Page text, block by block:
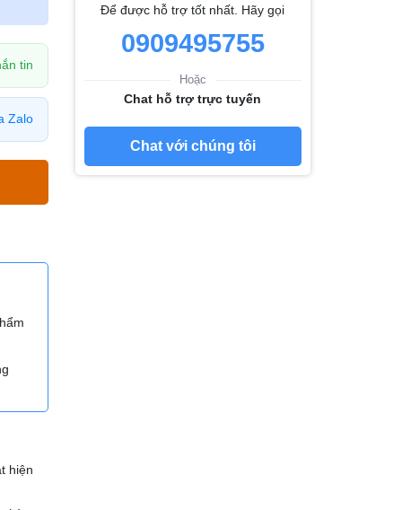
tin
Zalo
hiện
Để được hỗ trợ tốt nhất. Hãy gọi
0909495755
Hoặc
Chat hỗ trợ trực tuyến
Chat với chúng tôi